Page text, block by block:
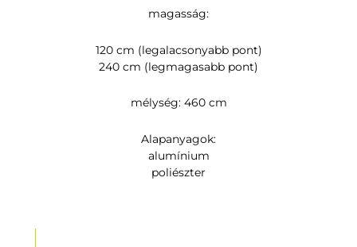
magasság:
120 cm (legalacsonyabb pont)
240 cm (legmagasabb pont)
mélység: 460 cm
Alapanyagok:
alumínium
poliészter